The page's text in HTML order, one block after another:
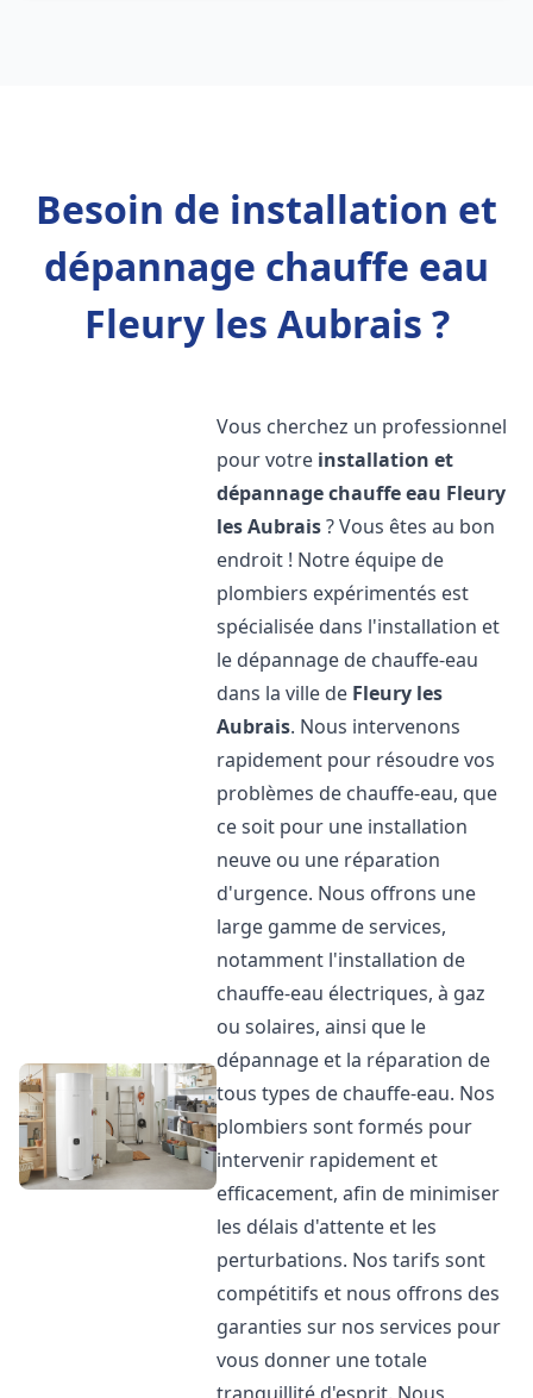
Besoin de installation et
dépannage chauffe eau
Fleury les Aubrais ?
Vous cherchez un professionnel
pour votre installation et
dépannage chauffe eau Fleury
les Aubrais? Vous êtes au bon
endroit ! Notre équipe de
plombiers expérimentés est
spécialisée dans l'installation et
le dépannage de chauffe-eau
dans la ville de Fleury les
Aubrais. Nous intervenons
rapidement pour résoudre vos
problèmes de chauffe-eau, que
ce soit pour une installation
neuve ou une réparation
d'urgence. Nous offrons une
large gamme de services,
notamment l'installation de
chauffe-eau électriques, à gaz
ou solaires, ainsi que le
dépannage et la réparation de
tous types de chauffe-eau. Nos
plombiers sont formés pour
intervenir rapidement et
efficacement, afin de minimiser
les délais d'attente et les
perturbations. Nos tarifs sont
compétitifs et nous offrons des
garanties sur nos services pour
vous donner une totale